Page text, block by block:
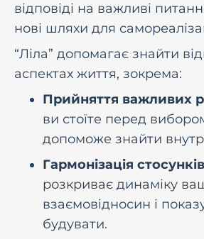
відповіді на важливі
нові шляхи для
“Ліла” допомагає знайти
аспектах життя, зокрема:
Прийняття важливих
ви стоїте перед
допоможе знайти
Гармонiзацiя
розкриває динамiку
взаємовiдносин i
будувати.